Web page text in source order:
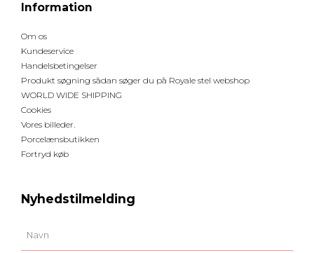
Information
Om os
Kundeservice
Handelsbetingelser
Produkt søgning sådan søger du på Royale stel webshop
WORLD WIDE SHIPPING
Cookies
Vores billeder.
Porcelænsbutikken
Fortryd køb
Nyhedstilmelding